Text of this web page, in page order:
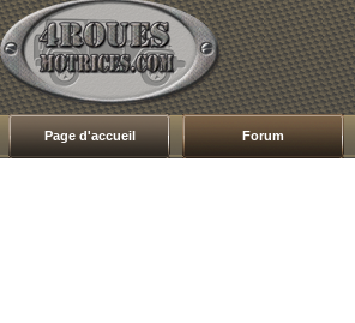
Page d'accueil Forum